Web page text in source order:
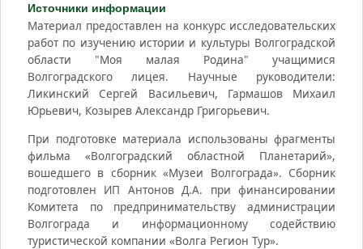
Источники информации
Материал предоставлен на конкурс исследовательских
работ по изучению истории и культуры Волгоградской
области "Моя малая Родина" учащимися
Волгоградского лицея. Научные руководители:
Ликинский Сергей Васильевич, Гармашов Михаил
Юрьевич, Козырев Александр Григорьевич.
При подготовке материала использованы фрагменты
фильма «Волгоградский областной Планетарий»,
вошедшего в сборник «Музеи Волгограда». Сборник
подготовлен ИП Антонов Д.А. при финансировании
Комитета по предпринимательству администрации
Волгограда и информационному содействию
туристической компании «Волга Регион Тур».